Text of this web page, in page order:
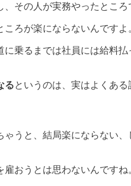
その人が実務やったところ
ころが楽にならないんですよ
乗るまでは社員には給料
るというのは、実はよくある
うと、結局楽にならない
雇おうとは思わないんですね